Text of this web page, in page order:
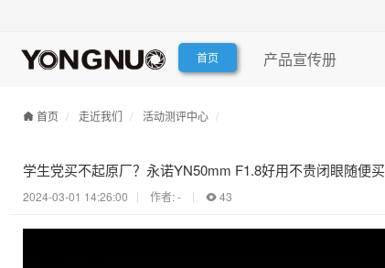
首页 产品宣传册
首页 走近我们 活动测评中心
学生党买不起原厂？永诺YN50mm F1.8好用不贵闭眼随便买
2024-03-01 14:26:00 作者: - 43